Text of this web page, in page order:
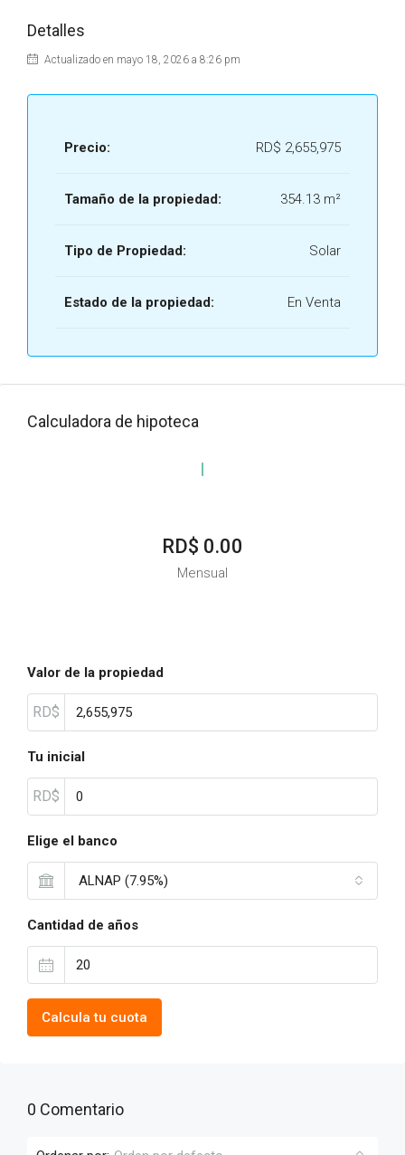
Detalles
Actualizado en mayo 18, 2026 a 8:26 pm
Precio: RD$ 2,655,975
Tamaño de la propiedad: 354.13 m²
Tipo de Propiedad: Solar
Estado de la propiedad: En Venta
Calculadora de hipoteca
RD$ 0.00
Mensual
Valor de la propiedad
RD$
Tu inicial
RD$
Elige el banco
ALNAP (7.95%)
Cantidad de años
Calcula tu cuota
0 Comentario